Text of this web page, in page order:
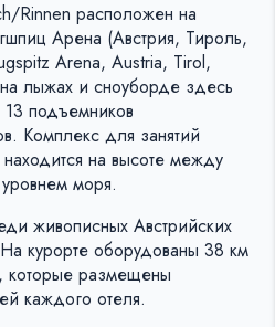
​Rinnen расположен на
Арена (Австрия, Тироль,
Arena, Austria, Tirol,
лыжах и сноуборде здесь
подъемников
Комплекс для занятий
на высоте между
моря.
живописных Австрийских
курорте оборудованы 38 км
которые размещены
каждого отеля.